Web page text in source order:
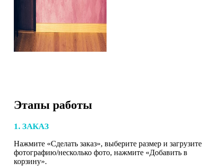
Этапы работы
1. ЗАКАЗ
Нажмите «Сделать заказ», выберите размер и загрузите
фотографию/несколько фото, нажмите «Добавить в
корзину».